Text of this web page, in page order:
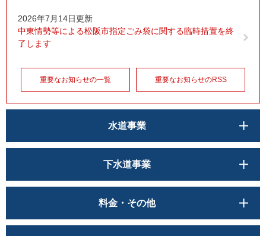
2026年7月14日更新
中東情勢等による松阪市指定ごみ袋に関する臨時措置を終
了します
重要なお知らせの一覧 重要なお知らせのRSS
水道事業
下水道事業
料金・その他